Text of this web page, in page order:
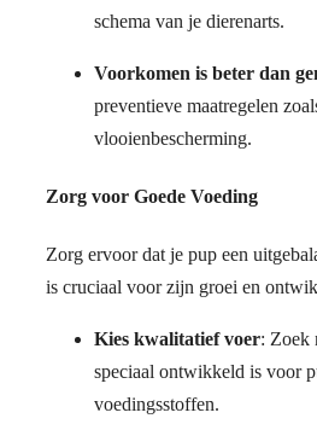
schema van je dierenarts.
Voorkomen is beter dan
preventieve maatregelen
vlooienbescherming.
Zorg voor Goede Voeding
Zorg ervoor dat je pup een
is cruciaal voor zijn groei en
Kies kwalitatief voer: Zoek
speciaal ontwikkeld is voor
voedingsstoffen.